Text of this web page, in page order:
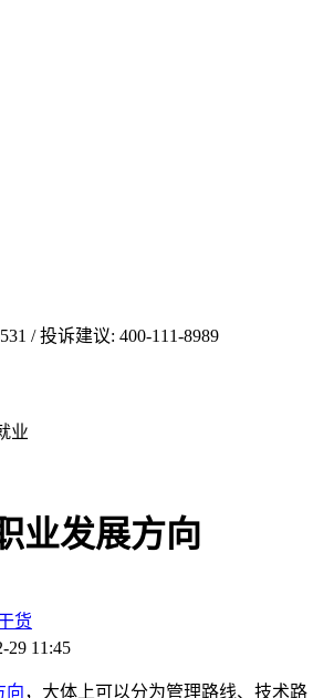
/ 投诉建议: 400-111-8989
业
业发展方向
货
29 11:45
向，大体上可以分为管理路线、技术路